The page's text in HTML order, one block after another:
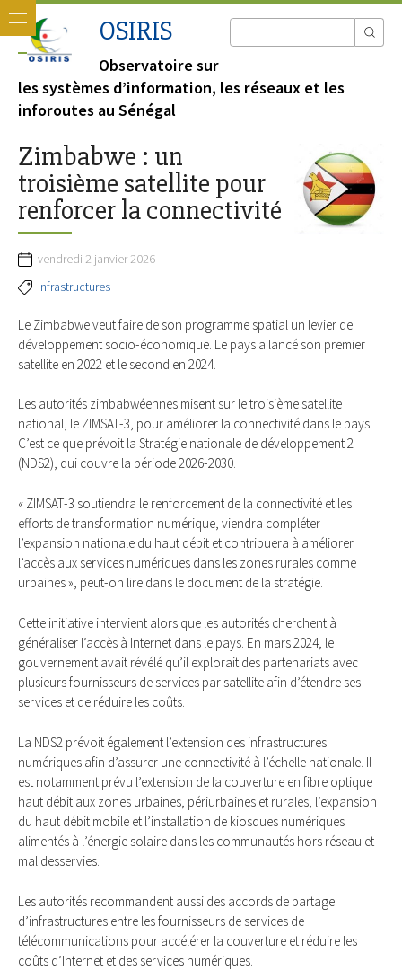
OSIRIS
Observatoire sur
les systèmes d’information, les réseaux et les
inforoutes au Sénégal
Zimbabwe : un
troisième satellite pour
renforcer la connectivité
vendredi 2 janvier 2026
Infrastructures
Le Zimbabwe veut faire de son programme spatial un levier de
développement socio-économique. Le pays a lancé son premier
satellite en 2022 et le second en 2024.
Les autorités zimbabwéennes misent sur le troisième satellite
national, le ZIMSAT-3, pour améliorer la connectivité dans le pays.
C’est ce que prévoit la Stratégie nationale de développement 2
(NDS2), qui couvre la période 2026-2030.
« ZIMSAT-3 soutiendra le renforcement de la connectivité et les
efforts de transformation numérique, viendra compléter
l’expansion nationale du haut débit et contribuera à améliorer
l’accès aux services numériques dans les zones rurales comme
urbaines », peut-on lire dans le document de la stratégie.
Cette initiative intervient alors que les autorités cherchent à
généraliser l’accès à Internet dans le pays. En mars 2024, le
gouvernement avait révélé qu’il explorait des partenariats avec
plusieurs fournisseurs de services par satellite afin d’étendre ses
services et de réduire les coûts.
La NDS2 prévoit également l’extension des infrastructures
numériques afin d’assurer une connectivité à l’échelle nationale. Il
est notamment prévu l’extension de la couverture en fibre optique
haut débit aux zones urbaines, périurbaines et rurales, l’expansion
du haut débit mobile et l’installation de kiosques numériques
alimentés à l’énergie solaire dans les communautés hors réseau et
mal desservies.
Les autorités recommandent aussi des accords de partage
d’infrastructures entre les fournisseurs de services de
télécommunications pour accélérer la couverture et réduire les
coûts d’Internet et des services numériques.